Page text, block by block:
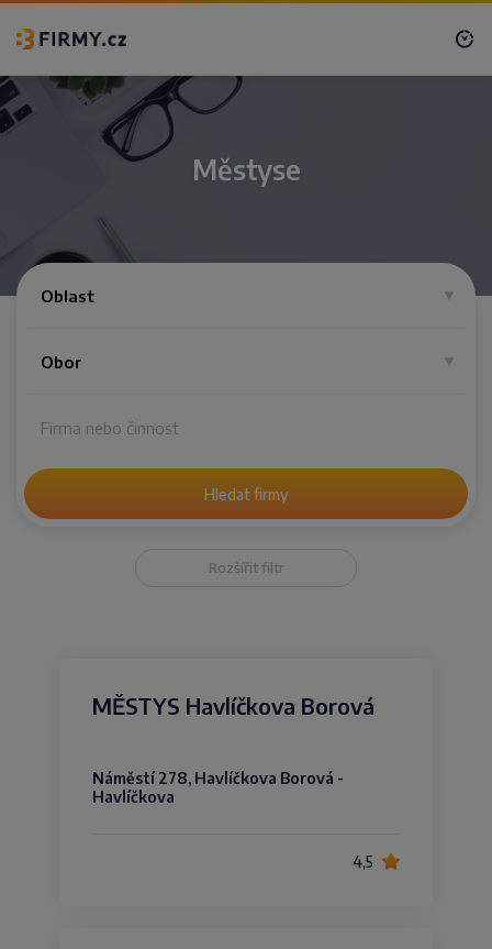
Městyse
Oblast
Obor
Hledat firmy
Rozšířit filtr
MĚSTYS Havlíčkova Borová
Náměstí 278, Havlíčkova Borová -
Havlíčkova
4,5